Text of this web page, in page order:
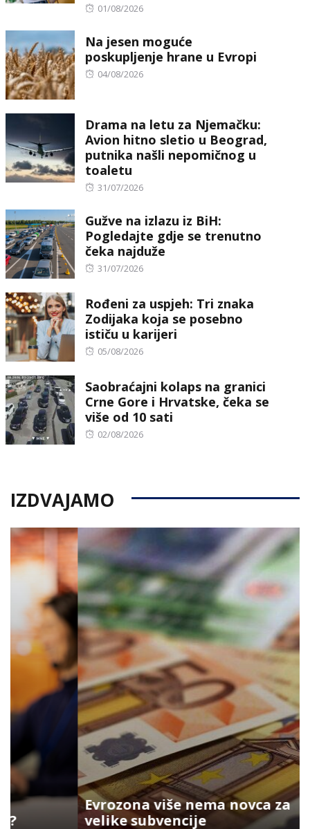
Posted
01/08/2026
Na jesen moguće
poskupljenje hrane u Evropi
Posted
04/08/2026
Drama na letu za Njemačku:
Avion hitno sletio u Beograd,
putnika našli nepomičnog u
toaletu
Posted
31/07/2026
Gužve na izlazu iz BiH:
Pogledajte gdje se trenutno
čeka najduže
Posted
31/07/2026
Rođeni za uspjeh: Tri znaka
Zodijaka koja se posebno
ističu u karijeri
Posted
05/08/2026
Saobraćajni kolaps na granici
Crne Gore i Hrvatske, čeka se
više od 10 sati
Posted
02/08/2026
IZDVAJAMO
Evrozona više nema novca za
velike subvencije